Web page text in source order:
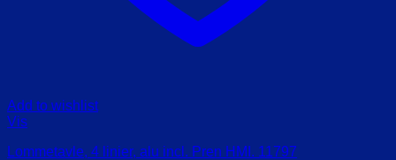
Add to wishlist
Vis
Lommetavle, 4 linier, alu incl. Pren HMI. 11797